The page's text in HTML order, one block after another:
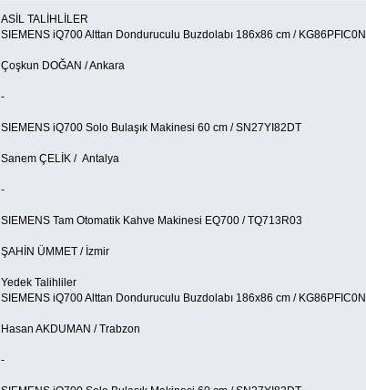
ASİL TALİHLİLER
SIEMENS iQ700 Alttan Donduruculu Buzdolabı 186x86 cm / KG86PFIC0N
Çoşkun DOĞAN / Ankara
-
SIEMENS iQ700 Solo Bulaşık Makinesi 60 cm / SN27YI82DT
Sanem ÇELİK / Antalya
-
SIEMENS Tam Otomatik Kahve Makinesi EQ700 / TQ713R03
ŞAHİN ÜMMET / İzmir
Yedek Talihliler
SIEMENS iQ700 Alttan Donduruculu Buzdolabı 186x86 cm / KG86PFIC0N
Hasan AKDUMAN / Trabzon
-